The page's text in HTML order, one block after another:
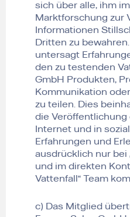
sich über alle, ihm
Marktforschung zur
Informationen
Dritten zu
untersagt
den zu testenden
GmbH Produkten,
Kommunikation
zu teilen. Dies
die Veröffentlichung
Internet und in
Erfahrungen und
ausdrücklich nur bei
und im direkten
Vattenfall“ Team
c) Das Mitglied